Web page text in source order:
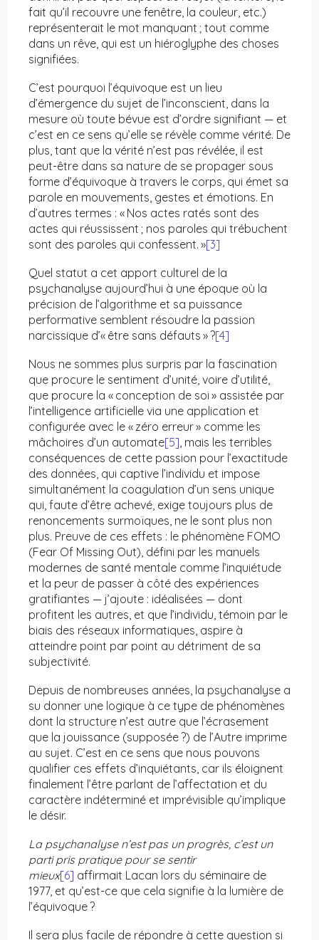
fait qu’il recouvre une fenêtre, la couleur, etc.)
représenterait le mot manquant ; tout comme
dans un rêve, qui est un hiéroglyphe des choses
signifiées.
C’est pourquoi l’équivoque est un lieu
d’émergence du sujet de l’inconscient, dans la
mesure où toute bévue est d’ordre signifiant — et
c’est en ce sens qu’elle se révèle comme vérité. De
plus, tant que la vérité n’est pas révélée, il est
peut-être dans sa nature de se propager sous
forme d’équivoque à travers le corps, qui émet sa
parole en mouvements, gestes et émotions. En
d’autres termes : « Nos actes ratés sont des
actes qui réussissent ; nos paroles qui trébuchent
sont des paroles qui confessent. »[3]
Quel statut a cet apport culturel de la
psychanalyse aujourd’hui à une époque où la
précision de l’algorithme et sa puissance
performative semblent résoudre la passion
narcissique d’« être sans défauts » ?[4]
Nous ne sommes plus surpris par la fascination
que procure le sentiment d’unité, voire d’utilité,
que procure la « conception de soi » assistée par
l’intelligence artificielle via une application et
configurée avec le « zéro erreur » comme les
mâchoires d’un automate[5], mais les terribles
conséquences de cette passion pour l’exactitude
des données, qui captive l’individu et impose
simultanément la coagulation d’un sens unique
qui, faute d’être achevé, exige toujours plus de
renoncements surmoïques, ne le sont plus non
plus. Preuve de ces effets : le phénomène FOMO
(Fear Of Missing Out), défini par les manuels
modernes de santé mentale comme l’inquiétude
et la peur de passer à côté des expériences
gratifiantes — j’ajoute : idéalisées — dont
profitent les autres, et que l’individu, témoin par le
biais des réseaux informatiques, aspire à
atteindre point par point au détriment de sa
subjectivité.
Depuis de nombreuses années, la psychanalyse a
su donner une logique à ce type de phénomènes
dont la structure n’est autre que l’écrasement
que la jouissance (supposée ?) de l’Autre imprime
au sujet. C’est en ce sens que nous pouvons
qualifier ces effets d’inquiétants, car ils éloignent
finalement l’être parlant de l’affectation et du
caractère indéterminé et imprévisible qu’implique
le désir.
La psychanalyse n’est pas un progrès, c’est un
parti pris pratique pour se sentir
mieux[6] affirmait Lacan lors du séminaire de
1977, et qu’est-ce que cela signifie à la lumière de
l’équivoque ?
Il sera plus facile de répondre à cette question si